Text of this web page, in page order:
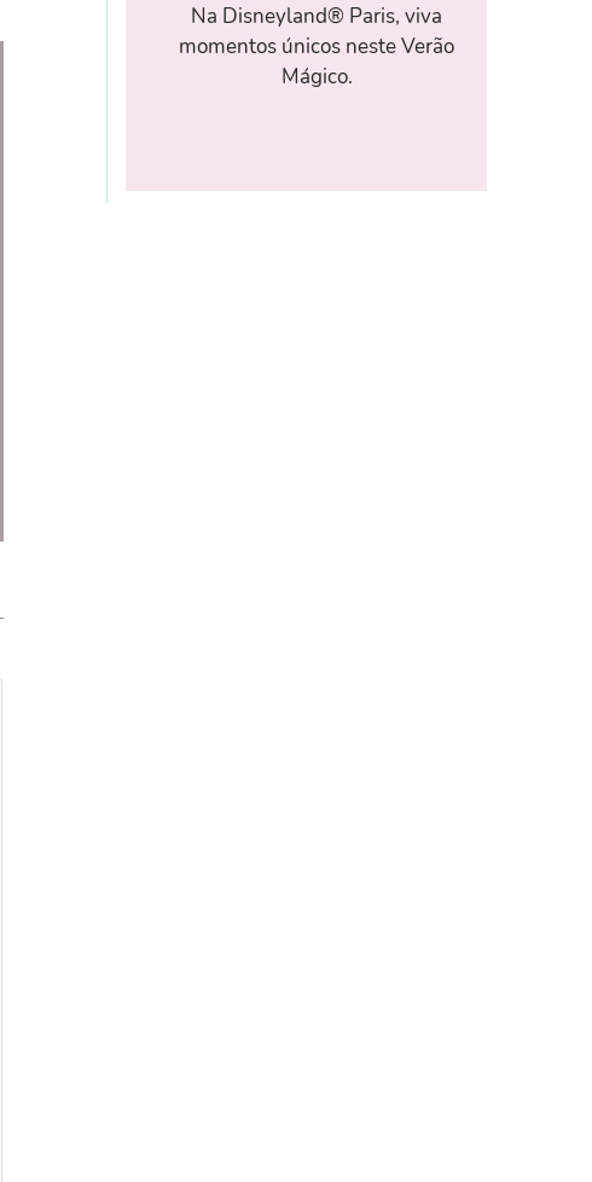
Na Disneyland® Paris, viva
momentos únicos neste Verão
Mágico.